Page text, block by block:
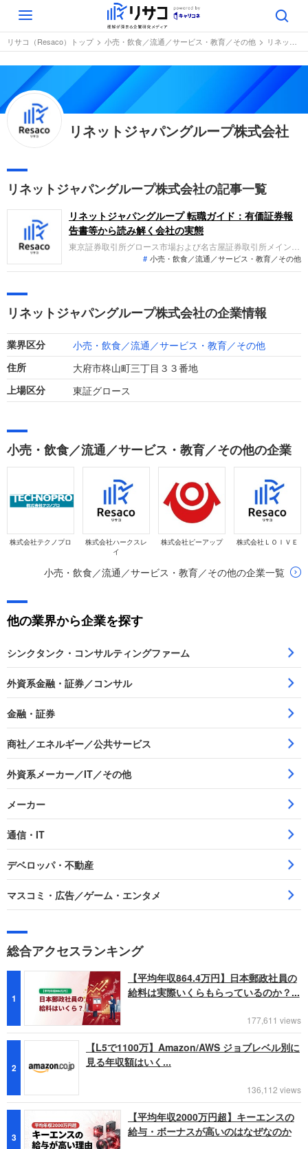
Toggle
navigation
リサコ（Resaco）トップ 小売・飲食／流通／サービス・教育／その他 リネットジャパングループ株式会社
リネットジャパングループ株式会社
リネットジャパングループ株式会社の記事一覧
リネットジャパングループ 転職ガイド：有価証券報
告書等から読み解く会社の実態
東京証券取引所グロース市場および名古屋証券取引所メイン市
場に上場しています。主要事業はリユース・リサイクル事業と
ソーシャルケア事業です。当連結会計年度の業績は、営業収益
小売・飲食／流通／サービス・教育／その他
リネットジャパングループ株式会社の企業情報
業界区分 小売・飲食／流通／サービス・教育／その他
住所 大府市柊山町三丁目３３番地
上場区分 東証グロース
小売・飲食／流通／サービス・教育／その他の企業
株式会社テクノプロ
株式会社ハークスレ
イ
株式会社ピーアップ 株式会社ＬＯＩＶＥ
小売・飲食／流通／サービス・教育／その他の企業一覧
他の業界から企業を探す
シンクタンク・コンサルティングファーム
外資系金融・証券／コンサル
金融・証券
商社／エネルギー／公共サービス
外資系メーカー／IT／その他
メーカー
通信・IT
デベロッパ・不動産
マスコミ・広告／ゲーム・エンタメ
総合アクセスランキング
1
【平均年収864.4万円】日本郵政社員の
給料は実際いくらもらっているのか？...
177,611 views
2
【L5で1100万】Amazon/AWS ジョブレベル別に
見る年収額はいく...
136,112 views
3
【平均年収2000万円超】キーエンスの
給与・ボーナスが高いのはなぜなのか